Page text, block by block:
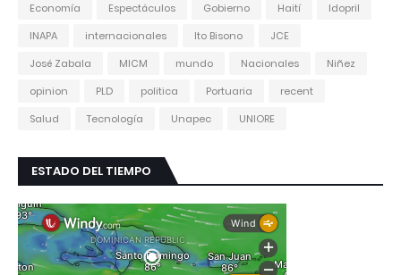
Economía
Espectáculos Gobierno Haití
Idopril
INAPA
internacionales Ito Bisono
JCE
José Zabala
MICM mundo Nacionales
Niñez
opinion
PLD politica Portuaria
recent
Salud
Tecnología Unapec UNIORE
ESTADO DEL TIEMPO